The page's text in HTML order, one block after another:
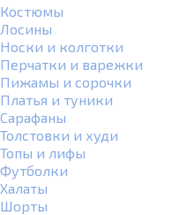
Костюмы
Лосины
Носки и колготки
Перчатки и варежки
Пижамы и сорочки
Платья и туники
Сарафаны
Толстовки и худи
Топы и лифы
Футболки
Халаты
Шорты